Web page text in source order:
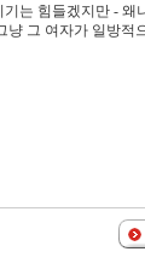
는 힘들겠지만 -
냥 그 여자가 일방